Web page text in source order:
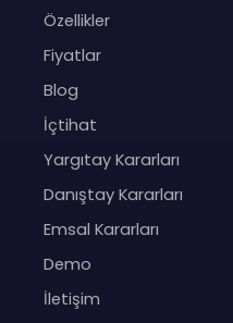
Özellikler
Fiyatlar
Blog
İçtihat
Yargıtay Kararları
Danıştay Kararları
Emsal Kararları
Demo
İletişim